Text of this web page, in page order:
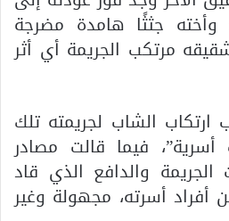
وأخته جثثًا هامدة مضرجة
مرتكب الجريمة أي أثر
ارتكاب الشاب لجريمته تلك
فيما قالت مصادر
والدافع الذي قاد
أسرته، مجهولة وغير